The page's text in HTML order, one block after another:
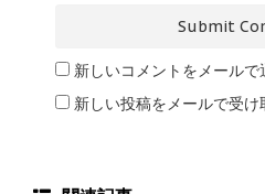
新しいコメントをメールで
新しい投稿をメールで受け